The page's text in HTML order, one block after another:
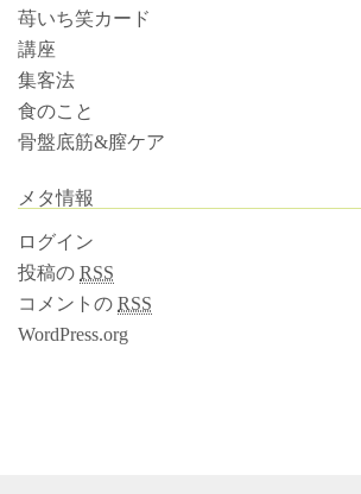
苺いち笑カード
講座
集客法
食のこと
骨盤底筋&膣ケア
メタ情報
ログイン
投稿の RSS
コメントの RSS
WordPress.org